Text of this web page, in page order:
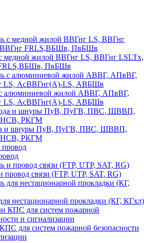
медной жилой ВВГнг LS, ВВГнг LSLTx,
ПвБШв
алюминиевой жилой АВВГ, АПвВГ,
LS, АсВВГнг(А)-LS, АВБШв
и шнуры ПуВ, ПуГВ, ПВС, ШВВП,
РКГМ
провод связи (FTP, UTP, SAT, RG)
нестационарной прокладки (КГ, КГхл)
для систем пожарной безопасности